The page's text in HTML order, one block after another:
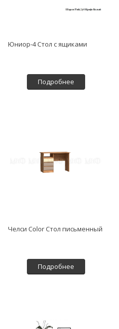
Юниор-4 Стол с ящиками
Подробнее
Челси Color Стол письменный
Подробнее